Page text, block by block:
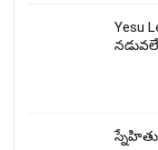
Yesu